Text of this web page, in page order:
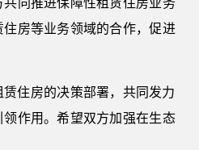
房等业务领域的合作，促进
住房的决策部署，共同发力
作用。希望双方加强在生态